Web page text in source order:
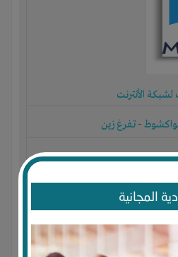
المجانية
الأنترنت
- تفرغ زين
المكان
عدد الاعضاء : 0 الأعضاء
( بنك الكتروني )